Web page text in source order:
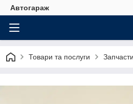
Автогараж
Товари та послуги